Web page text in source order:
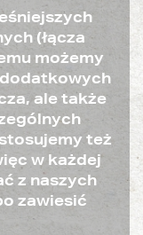
(łącza
możemy
ale także
też
w każdej
z naszych
zawiesić